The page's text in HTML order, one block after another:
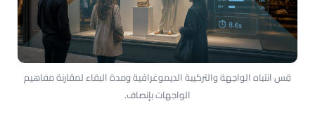
قِس انتباه الواجهة والتركيبة الديموغرافية ومدة البقاء لمقارنة مفاهيم
الواجهات بإنصاف.